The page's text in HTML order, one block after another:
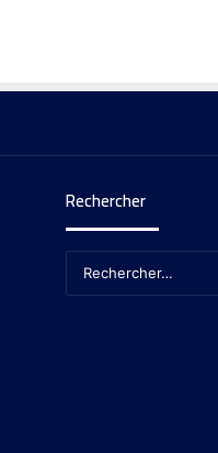
Rechercher